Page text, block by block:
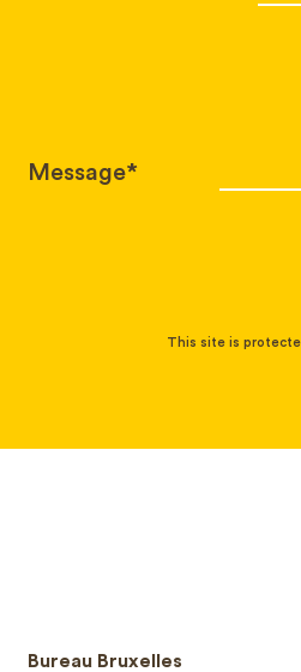
Message*
This site is
Bureau Bruxelles